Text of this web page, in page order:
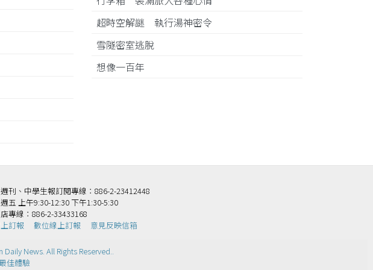
超時空解謎 執行湯神密令
雪隧密室逃脫
想像一百年
刊、中學生報訂閱專線：886-2-23412448
五 上午9:30-12:30 下午1:30-5:30
專線：886-2-33433168
訂報
數位線上訂報 意見反映信箱
News. All Rights Reserved.
佳體驗
.